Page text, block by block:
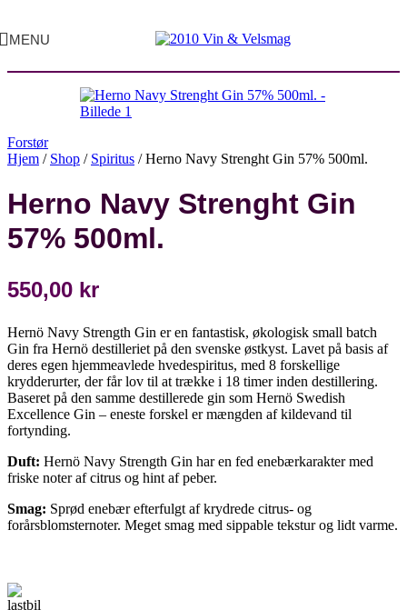
MENU
Forstør
Hjem / Shop / Spiritus /Herno Navy Strenght Gin 57% 500ml.
Herno Navy Strenght Gin
57% 500ml.
550,00 kr
Hernö Navy Strength Gin er en fantastisk, økologisk small batch
Gin fra Hernö destilleriet på den svenske østkyst. Lavet på basis af
deres egen hjemmeavlede hvedespiritus, med 8 forskellige
krydderurter, der får lov til at trække i 18 timer inden destillering.
Baseret på den samme destillerede gin som Hernö Swedish
Excellence Gin – eneste forskel er mængden af kildevand til
fortynding.
Duft: Hernö Navy Strength Gin har en fed enebærkarakter med
friske noter af citrus og hint af peber.
Smag: Sprød enebær efterfulgt af krydrede citrus- og
forårsblomsternoter. Meget smag med sippable tekstur og lidt varme.